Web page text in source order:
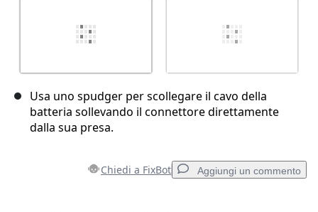
Usa uno spudger per scollegare il cavo della
batteria sollevando il connettore direttamente
dalla sua presa.
Chiedi a FixBot Aggiungi un commento